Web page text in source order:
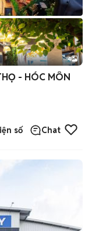
4
- HÓC MÔN
số Chat